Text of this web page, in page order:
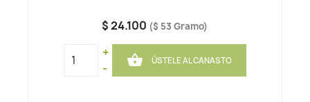
$ 24.100 ($ 53 Gramo)
+
-
 ÚSTELE AL CANASTO